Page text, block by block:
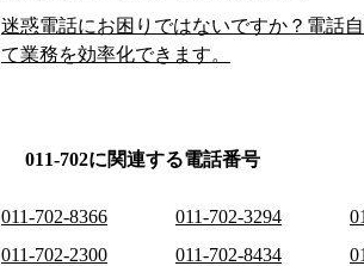
迷惑電話にお困りではないですか？電話
て業務を効率化できます。
011-702に関連する電話番号
011-702-8366 011-702-3294
011-702-2300
011-702-8434